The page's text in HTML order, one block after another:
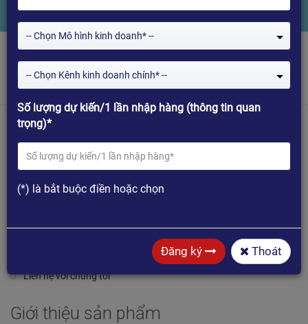
Thông tin
Giới thiệu chung
Giới thiệu về HiSilicon
Chinh Sách Bảo Hành HiMedia
Liên hệ với chúng tôi
Giới thiệu sản phẩm
-- Chọn Mô hình kinh doanh* --
-- Chọn Kênh kinh doanh chính* --
Số lượng dự kiến/1 lần nhập hàng (thông tin quan
trọng)*
(*) là bắt buộc điền hoặc chọn
Đăng ký Thoát